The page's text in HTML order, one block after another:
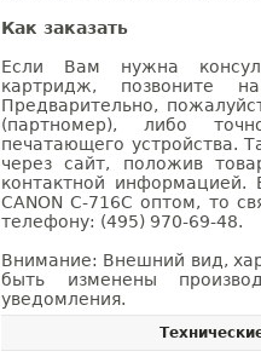
Как заказать
Если Вам нужна
картридж, позвоните
Предварительно,
(партномер), либо
печатающего устройства.
через сайт, положив
контактной информацией.
CANON C-716C оптом, то
телефону: (495) 970-69-48.
Внимание: Внешний вид,
быть изменены
уведомления.